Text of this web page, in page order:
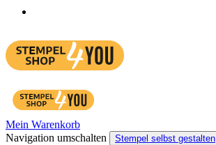
Mein Warenkorb
Navigation umschalten
Stempel selbst gestalten